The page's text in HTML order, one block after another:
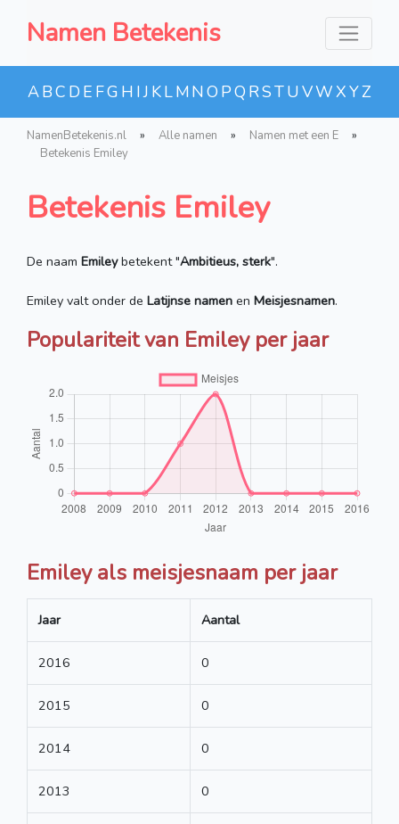
Namen Betekenis
ABC D E FG H IJ KLMNO PQ RSTUVWXYZ
NamenBetekenis.nl » Alle namen » Namen met een E
»
Betekenis Emiley
Betekenis Emiley
De naam Emileybetekent "Ambitieus, sterk".
Emiley valt onder de Latijnse namen en Meisjesnamen.
Populariteit van Emiley per jaar
Emiley als meisjesnaam per jaar
Jaar Aantal
2016 0
2015 0
2014 0
2013 0